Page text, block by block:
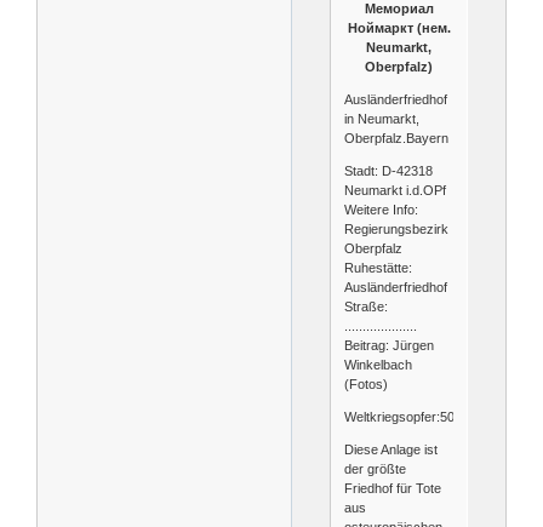
Мемориал
Ноймаркт (нем.
Neumarkt,
Oberpfalz)
Ausländerfriedhof
in Neumarkt,
Oberpfalz.Bayern
Stadt: D-42318
Neumarkt i.d.OPf
Weitere Info:
Regierungsbezirk
Oberpfalz
Ruhestätte:
Ausländerfriedhof
Straße:
Beitrag: Jürgen
Winkelbach
(Fotos)
Weltkriegsopfer:5049
Diese Anlage ist
der größte
Friedhof für Tote
aus